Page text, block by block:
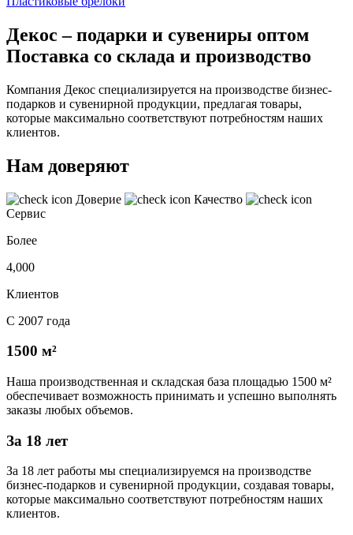
Декос – подарки и сувениры оптом
Поставка со склада и производство
Компания Декос специализируется на производстве бизнес-
подарков и сувенирной продукции, предлагая товары,
которые максимально соответствуют потребностям наших
клиентов.
Нам доверяют
Доверие
Качество
Сервис
Более
4,000
Клиентов
С 2007 года
1500 м²
Наша производственная и складская база площадью 1500 м²
обеспечивает возможность принимать и успешно выполнять
заказы любых объемов.
За 18 лет
За 18 лет работы мы специализируемся на производстве
бизнес-подарков и сувенирной продукции, создавая товары,
которые максимально соответствуют потребностям наших
клиентов.